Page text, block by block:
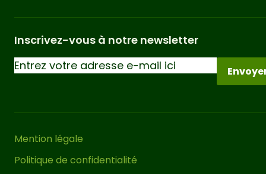
Inscrivez-vous à notre newsletter
Mention légale
Politique de confidentialité